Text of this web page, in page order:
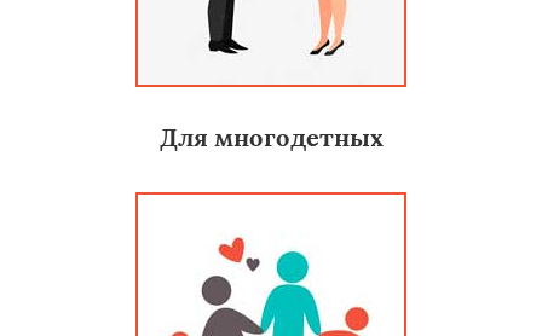
Для многодетных